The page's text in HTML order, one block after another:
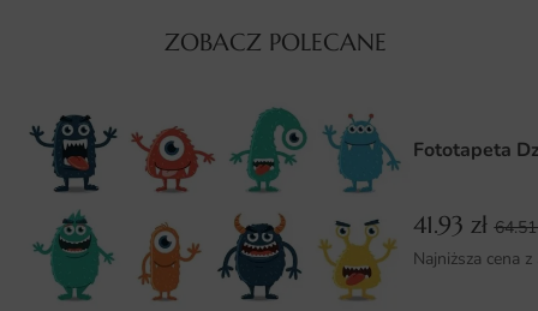
szybko i efektownie odmienić swoje wnętrze.
Unikalny design, który przyciąga wzrok i nadaje charakteru
każdemu pomieszczeniu.
Wysoka jakość materiałów zapewniająca długotrwałe
użytkowanie i żywe kolory.
Łatwy montaż, dzięki któremu szybko odmierzysz swoje
wnętrze.
ZOBACZ POLECANE
Fototapeta
41.93 zł
Najniższa cena